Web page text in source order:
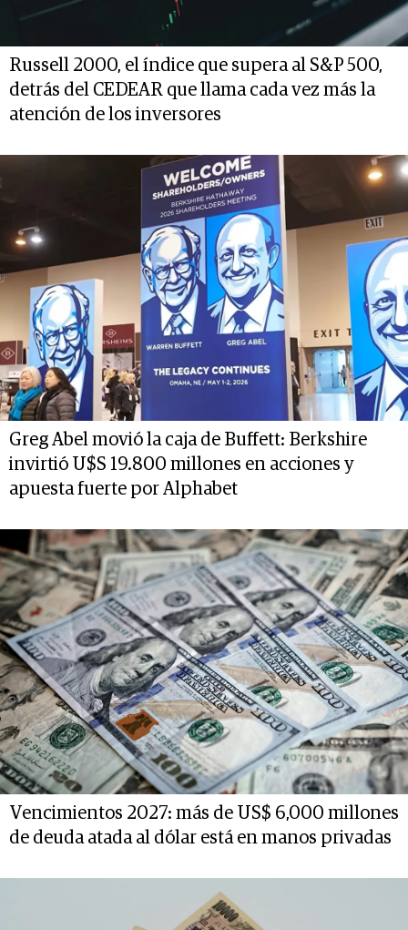
Russell 2000, el índice que supera al S&P 500,
detrás del CEDEAR que llama cada vez más la
atención de los inversores
Greg Abel movió la caja de Buffett: Berkshire
invirtió U$S 19.800 millones en acciones y
apuesta fuerte por Alphabet
Vencimientos 2027: más de US$ 6,000 millones
de deuda atada al dólar está en manos privadas